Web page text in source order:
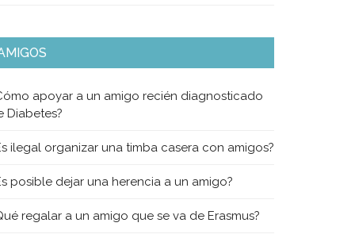
apoyar a un amigo recién diagnosticado
Diabetes?
ilegal organizar una timba casera con amigos?
posible dejar una herencia a un amigo?
regalar a un amigo que se va de Erasmus?